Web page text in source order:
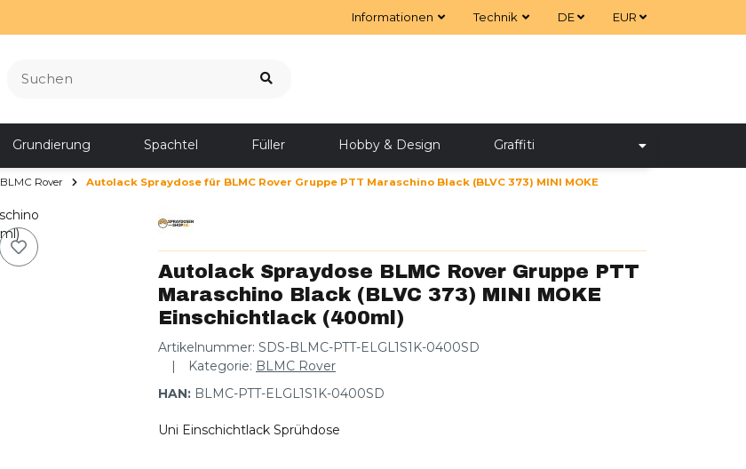
Informationen Technik DE EUR
Grundierung Spachtel Füller Hobby & Design Graffiti
BLMC Rover Autolack Spraydose für BLMC Rover Gruppe PTT Maraschino Black (BLVC 373) MINI MOKE
Autolack Spraydose BLMC Rover Gruppe PTT
Maraschino Black (BLVC 373) MINI MOKE
Einschichtlack (400ml)
Artikelnummer: SDS-BLMC-PTT-ELGL1S1K-0400SD
Kategorie: BLMC Rover
HAN: BLMC-PTT-ELGL1S1K-0400SD
Uni Einschichtlack Sprühdose